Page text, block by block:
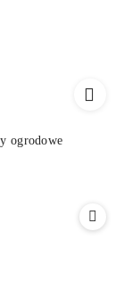
ogrodowe